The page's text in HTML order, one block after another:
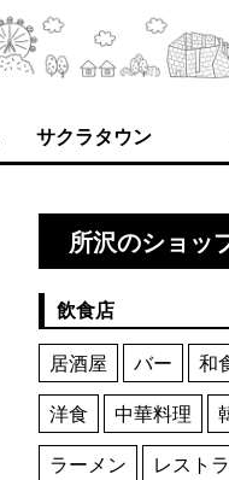
サクラタウン
所沢のショッ
飲食店
居酒屋
バー 和
洋食
中華料理
ラーメン
レスト